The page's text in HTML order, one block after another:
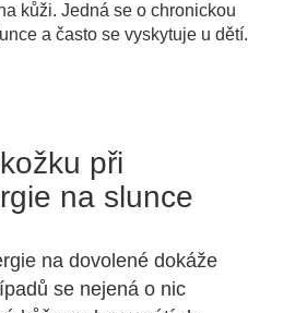
kůži. Jedná se o chronickou
a často se vyskytuje u dětí.
při
na slunce
na dovolené dokáže
se nejená o nic